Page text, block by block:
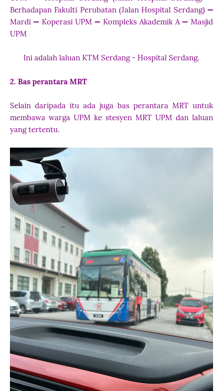
Berhadapan Fakulti Perubatan (Jalan Hospital Serdang) ➖
Mardi ➖ Koperasi UPM ➖ Kompleks Akademik A ➖ Masjid
UPM
Ini adalah laluan KTM Serdang - Hospital Serdang.
2. Bas perantara MRT
Selain daripada itu ada juga bas perantara MRT untuk
membawa warga UPM ke stesyen MRT UPM dan laluan
yang tertentu.